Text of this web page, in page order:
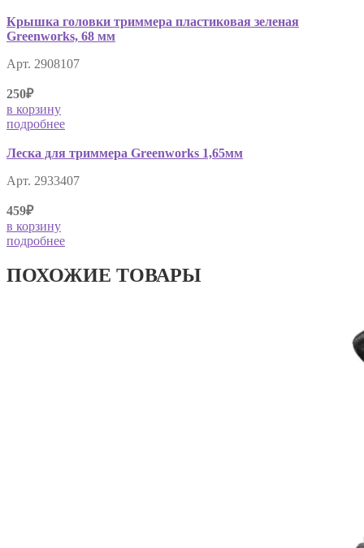
Крышка головки триммера пластиковая зеленая
Greenworks, 68 мм
Арт. 2908107
250₽
в корзину
подробнее
Леска для триммера Greenworks 1,65мм
Арт. 2933407
459₽
в корзину
подробнее
ПОХОЖИЕ ТОВАРЫ